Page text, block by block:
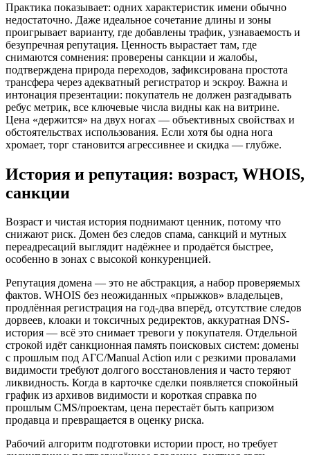
Практика показывает: одних характеристик имени обычно
недостаточно. Даже идеальное сочетание длины и зоны
проигрывает варианту, где добавлены трафик, узнаваемость и
безупречная репутация. Ценность вырастает там, где
снимаются сомнения: проверены санкции и жалобы,
подтверждена природа переходов, зафиксирована простота
трансфера через адекватный регистратор и эскроу. Важна и
интонация презентации: покупатель не должен разгадывать
ребус метрик, все ключевые числа видны как на витрине.
Цена «держится» на двух ногах — объективных свойствах и
обстоятельствах использования. Если хотя бы одна нога
хромает, торг становится агрессивнее и скидка — глубже.
История и репутация: возраст, WHOIS,
санкции
Возраст и чистая история поднимают ценник, потому что
снижают риск. Домен без следов спама, санкций и мутных
переадресаций выглядит надёжнее и продаётся быстрее,
особенно в зонах с высокой конкуренцией.
Репутация домена — это не абстракция, а набор проверяемых
фактов. WHOIS без неожиданных «прыжков» владельцев,
продлённая регистрация на год-два вперёд, отсутствие следов
дорвеев, клоаки и токсичных редиректов, аккуратная DNS-
история — всё это снимает тревоги у покупателя. Отдельной
строкой идёт санкционная память поисковых систем: домены
с прошлым под АГС/Manual Action или с резкими провалами
видимости требуют долгого восстановления и часто теряют
ликвидность. Когда в карточке сделки появляется спокойный
график из архивов видимости и короткая справка по
прошлым CMS/проектам, цена перестаёт быть капризом
продавца и превращается в оценку риска.
Рабочий алгоритм подготовки истории прост, но требует